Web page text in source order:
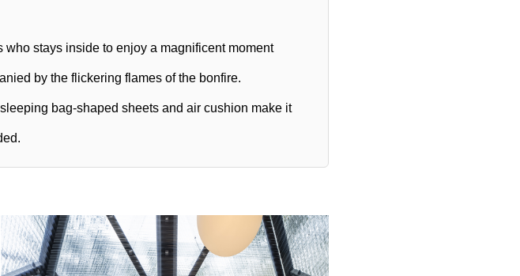
stays inside to enjoy a magnificent moment
by the flickering flames of the bonfire.
bag-shaped sheets and air cushion make it